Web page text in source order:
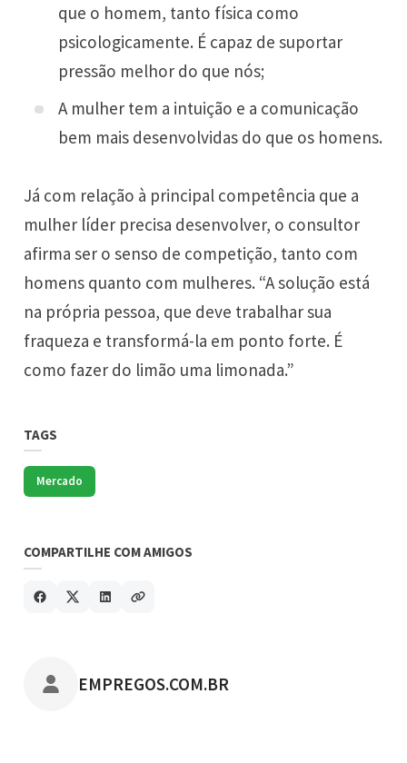
que o homem, tanto física como
psicologicamente. É capaz de suportar
pressão melhor do que nós;
A mulher tem a intuição e a comunicação
bem mais desenvolvidas do que os homens.
Já com relação à principal competência que a
mulher líder precisa desenvolver, o consultor
afirma ser o senso de competição, tanto com
homens quanto com mulheres. “A solução está
na própria pessoa, que deve trabalhar sua
fraqueza e transformá-la em ponto forte. É
como fazer do limão uma limonada.”
TAGS
Mercado
COMPARTILHE COM AMIGOS
POSTADO POR
EMPREGOS.COM.BR